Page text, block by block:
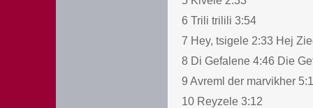
6 Trili trilili 3:54
7 Hey, tsigele 2:33 Hej
8 Di Gefalene 4:46 Die
9 Avreml der marvikher
10 Reyzele 3:12